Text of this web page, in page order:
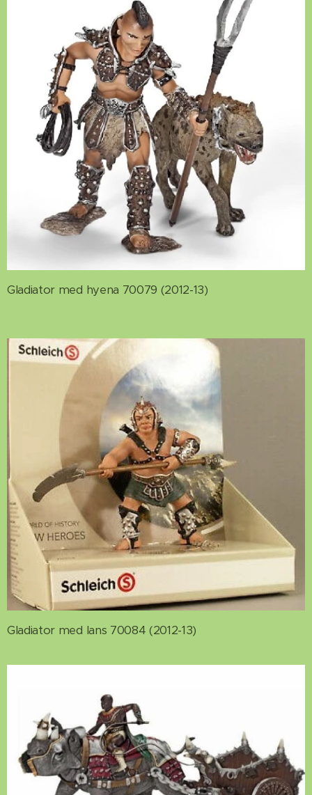
Gladiator med hyena 70079 (2012-13)
Gladiator med lans 70084 (2012-13)